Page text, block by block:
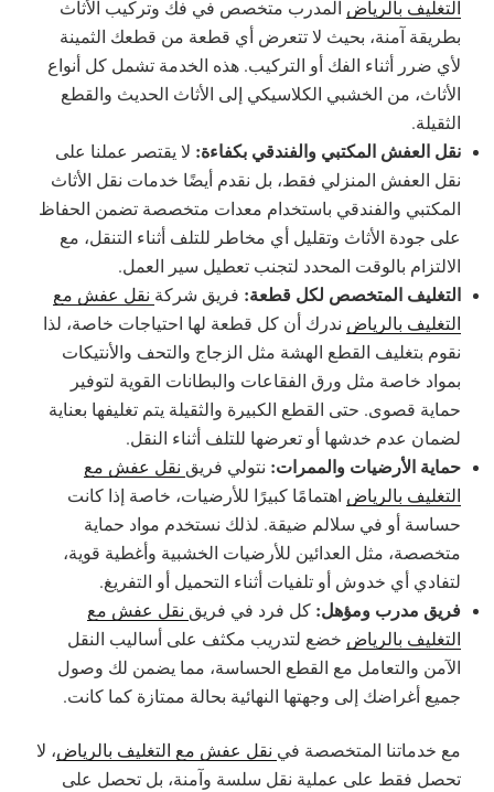
التغليف بالرياض المدرب متخصص في فك وتركيب الأثاث
بطريقة آمنة، بحيث لا تتعرض أي قطعة من قطعك الثمينة
لأي ضرر أثناء الفك أو التركيب. هذه الخدمة تشمل كل أنواع
الأثاث، من الخشبي الكلاسيكي إلى الأثاث الحديث والقطع
الثقيلة.
نقل العفش المكتبي والفندقي بكفاءة: لا يقتصر عملنا على
نقل العفش المنزلي فقط، بل نقدم أيضًا خدمات نقل الأثاث
المكتبي والفندقي باستخدام معدات متخصصة تضمن الحفاظ
على جودة الأثاث وتقليل أي مخاطر للتلف أثناء التنقل، مع
الالتزام بالوقت المحدد لتجنب تعطيل سير العمل.
التغليف المتخصص لكل قطعة: فريق شركة نقل عفش مع
التغليف بالرياض ندرك أن كل قطعة لها احتياجات خاصة، لذا
نقوم بتغليف القطع الهشة مثل الزجاج والتحف والأنتيكات
بمواد خاصة مثل ورق الفقاعات والبطانات القوية لتوفير
حماية قصوى. حتى القطع الكبيرة والثقيلة يتم تغليفها بعناية
لضمان عدم خدشها أو تعرضها للتلف أثناء النقل.
حماية الأرضيات والممرات: نتولي فريق نقل عفش مع
التغليف بالرياض اهتمامًا كبيرًا للأرضيات، خاصة إذا كانت
حساسة أو في سلالم ضيقة. لذلك نستخدم مواد حماية
متخصصة، مثل العدائين للأرضيات الخشبية وأغطية قوية،
لتفادي أي خدوش أو تلفيات أثناء التحميل أو التفريغ.
فريق مدرب ومؤهل: كل فرد في فريق نقل عفش مع
التغليف بالرياض خضع لتدريب مكثف على أساليب النقل
الآمن والتعامل مع القطع الحساسة، مما يضمن لك وصول
جميع أغراضك إلى وجهتها النهائية بحالة ممتازة كما كانت.
مع خدماتنا المتخصصة في نقل عفش مع التغليف بالرياض، لا
تحصل فقط على عملية نقل سلسة وآمنة، بل تحصل على